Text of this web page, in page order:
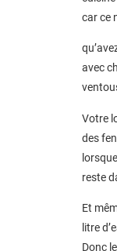
car ce
avec
Votre
des
reste
Et
litre
Donc